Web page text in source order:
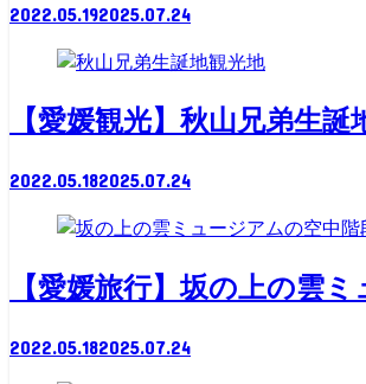
2022.05.192025.07.24
観光地
【愛媛観光】秋山兄弟生誕
2022.05.182025.07.24
【愛媛旅行】坂の上の雲
2022.05.182025.07.24